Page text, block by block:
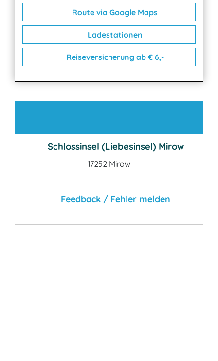
Route via Google Maps
Ladestationen
Reiseversicherung ab € 6,-
Schlossinsel (Liebesinsel) Mirow
17252 Mirow
Feedback / Fehler melden